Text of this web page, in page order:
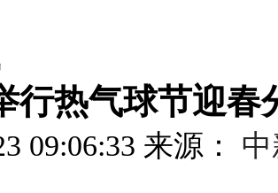
行热气球节迎春
09:06:33 来源：